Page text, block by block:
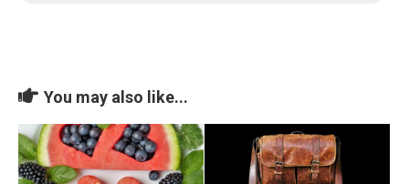
You may also like...